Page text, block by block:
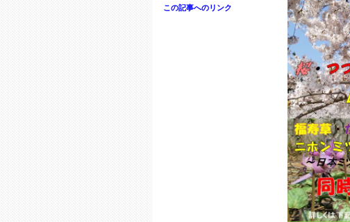
この記事へのリンク